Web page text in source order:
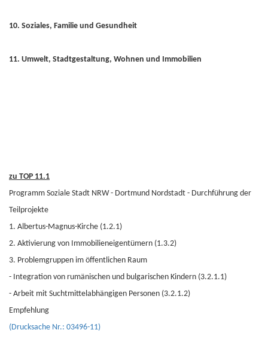
10. Soziales, Familie und Gesundheit
11. Umwelt, Stadtgestaltung, Wohnen und Immobilien
zu TOP 11.1
Programm Soziale Stadt NRW - Dortmund Nordstadt - Durchführung der
Teilprojekte
1. Albertus-Magnus-Kirche (1.2.1)
2. Aktivierung von Immobilieneigentümern (1.3.2)
3. Problemgruppen im öffentlichen Raum
- Integration von rumänischen und bulgarischen Kindern (3.2.1.1)
- Arbeit mit Suchtmittelabhängigen Personen (3.2.1.2)
Empfehlung
(Drucksache Nr.: 03496-11)